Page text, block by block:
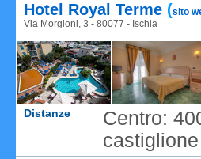
Hotel Royal Terme (sito
Via Morgioni, 3 - 80077 - Ischia
Distanze
Centro: